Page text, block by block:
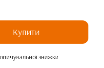
Купити
знижки